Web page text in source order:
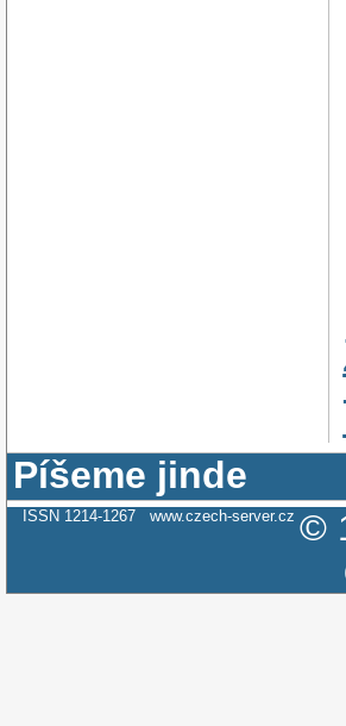
Píšeme jinde
ISSN 1214-1267 www.czech-server.cz ©